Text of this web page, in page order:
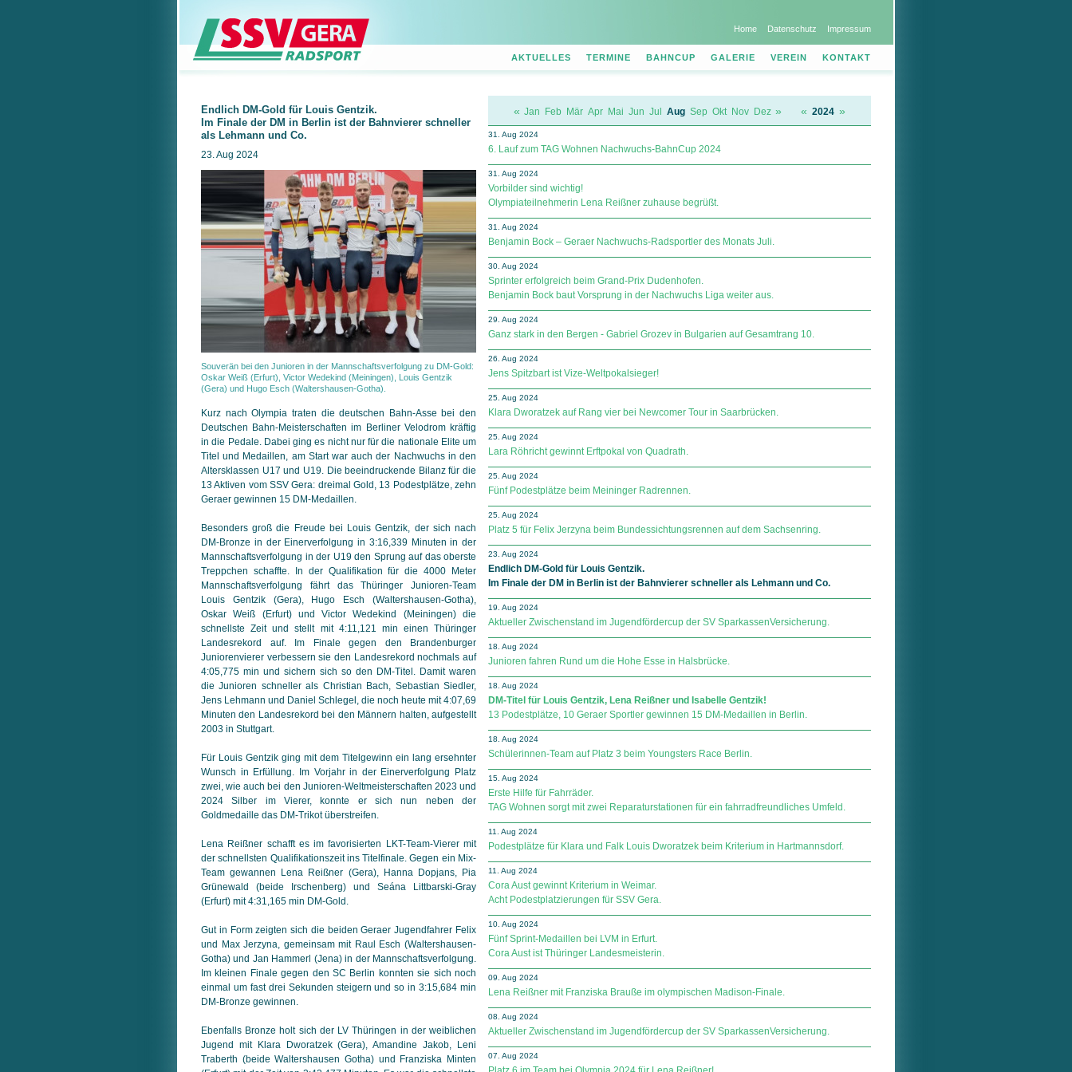
Home Datenschutz Impressum
AKTUELLES TERMINE BAHNCUP GALERIE VEREIN KONTAKT
Endlich DM-Gold für Louis Gentzik.
Im Finale der DM in Berlin ist der Bahnvierer schneller
als Lehmann und Co.
23. Aug 2024
Souverän bei den Junioren in der Mannschaftsverfolgung zu DM-Gold:
Oskar Weiß (Erfurt), Victor Wedekind (Meiningen), Louis Gentzik
(Gera) und Hugo Esch (Waltershausen-Gotha).
Kurz nach Olympia traten die deutschen Bahn-Asse bei den
Deutschen Bahn-Meisterschaften im Berliner Velodrom kräftig
in die Pedale. Dabei ging es nicht nur für die nationale Elite um
Titel und Medaillen, am Start war auch der Nachwuchs in den
Altersklassen U17 und U19. Die be­ein­druck­en­de Bilanz für die
13 Aktiven vom SSV Gera: dreimal Gold, 13 Podestplätze, zehn
Geraer gewinnen 15 DM-Medaillen.
Besonders groß die Freude bei Louis Gentzik, der sich nach
DM-Bronze in der Einerverfolgung in 3:16,339 Minuten in der
Mann­schafts­verfolgung in der U19 den Sprung auf das oberste
Treppchen schaffte. In der Qualifikation für die 4000 Meter
Mannschaftsverfolgung fährt das Thüringer Junioren-Team
Louis Gentzik (Gera), Hugo Esch (Waltershausen-Gotha),
Oskar Weiß (Erfurt) und Victor Wedekind (Meiningen) die
schnellste Zeit und stellt mit 4:11,121 min einen Thüringer
Landesrekord auf. Im Finale gegen den Brandenburger
Juniorenvierer verbessern sie den Landesrekord nochmals auf
4:05,775 min und sichern sich so den DM-Titel. Damit waren
die Junioren schneller als Christian Bach, Sebastian Siedler,
Jens Lehmann und Daniel Schlegel, die noch heute mit 4:07,69
Minuten den Landesrekord bei den Männern halten, aufgestellt
2003 in Stuttgart.
Für Louis Gentzik ging mit dem Titelgewinn ein lang ersehnter
Wunsch in Erfüllung. Im Vorjahr in der Einerverfolgung Platz
zwei, wie auch bei den Junioren-Weltmeisterschaften 2023 und
2024 Silber im Vierer, konnte er sich nun neben der
Goldmedaille das DM-Trikot überstreifen.
Lena Reißner schafft es im favorisierten LKT-Team-Vierer mit
der schnellsten Qualifikationszeit ins Titelfinale. Gegen ein Mix-
Team gewannen Lena Reißner (Gera), Hanna Dopjans, Pia
Grünewald (beide Irschenberg) und Seána Littbarski-Gray
(Erfurt) mit 4:31,165 min DM-Gold.
Gut in Form zeigten sich die beiden Geraer Jugendfahrer Felix
und Max Jerzyna, gemeinsam mit Raul Esch (Waltershausen-
Gotha) und Jan Hammerl (Jena) in der Mannschaftsverfolgung.
Im kleinen Finale gegen den SC Berlin konnten sie sich noch
einmal um fast drei Sekunden steigern und so in 3:15,684 min
DM-Bronze gewinnen.
Ebenfalls Bronze holt sich der LV Thüringen in der weiblichen
Jugend mit Klara Dworatzek (Gera), Amandine Jakob, Leni
Traberth (beide Waltershausen Gotha) und Franziska Minten
« Jan Feb Mär Apr Mai Jun Jul Aug Sep Okt Nov Dez » « 2024 »
31. Aug 2024
6. Lauf zum TAG Wohnen Nachwuchs-BahnCup 2024
31. Aug 2024
Vorbilder sind wichtig!
Olympiateilnehmerin Lena Reißner zuhause begrüßt.
31. Aug 2024
Benjamin Bock – Geraer Nachwuchs-Radsportler des Monats Juli.
30. Aug 2024
Sprinter erfolgreich beim Grand-Prix Dudenhofen.
Benjamin Bock baut Vorsprung in der Nachwuchs Liga weiter aus.
29. Aug 2024
Ganz stark in den Bergen - Gabriel Grozev in Bulgarien auf Gesamtrang 10.
26. Aug 2024
Jens Spitzbart ist Vize-Weltpokalsieger!
25. Aug 2024
Klara Dworatzek auf Rang vier bei Newcomer Tour in Saarbrücken.
25. Aug 2024
Lara Röhricht gewinnt Erftpokal von Quadrath.
25. Aug 2024
Fünf Podestplätze beim Meininger Radrennen.
25. Aug 2024
Platz 5 für Felix Jerzyna beim Bundessichtungsrennen auf dem Sachsenring.
23. Aug 2024
Endlich DM-Gold für Louis Gentzik.
Im Finale der DM in Berlin ist der Bahnvierer schneller als Lehmann und Co.
19. Aug 2024
Aktueller Zwischenstand im Jugendfördercup der SV Spar­kas­sen­Ver­si­che­rung.
18. Aug 2024
Junioren fahren Rund um die Hohe Esse in Halsbrücke.
18. Aug 2024
DM-Titel für Louis Gentzik, Lena Reißner und Isabelle Gentzik!
13 Podestplätze, 10 Geraer Sportler gewinnen 15 DM-Medaillen in Berlin.
18. Aug 2024
Schülerinnen-Team auf Platz 3 beim Youngsters Race Berlin.
15. Aug 2024
Erste Hilfe für Fahrräder.
TAG Wohnen sorgt mit zwei Reparaturstationen für ein fahrradfreundliches Umfeld.
11. Aug 2024
Podestplätze für Klara und Falk Louis Dworatzek beim Kriterium in Hartmannsdorf.
11. Aug 2024
Cora Aust gewinnt Kriterium in Weimar.
Acht Podestplatzierungen für SSV Gera.
10. Aug 2024
Fünf Sprint-Medaillen bei LVM in Erfurt.
Cora Aust ist Thüringer Landesmeisterin.
09. Aug 2024
Lena Reißner mit Franziska Brauße im olympischen Madison-Finale.
08. Aug 2024
Aktueller Zwischenstand im Jugendfördercup der SV Spar­kas­sen­Ver­si­che­rung.
07. Aug 2024